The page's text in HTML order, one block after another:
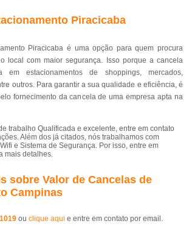
Piracicaba
Piracicaba é uma opção para quem procura
local com maior segurança. Isso porque a cancela
em estacionamentos de shoppings, mercados,
outros. Para garantir a sua qualidade e eficiência, é
fornecimento da cancela de uma empresa apta na
trabalho Qualificada e excelente, entre em contato
Além dos já citados, nós trabalhamos com
e Sistema de Segurança. Por isso, entre em
mais detalhes.
sobre Valor de Cancelas de
Campinas
ou clique aqui e entre em contato por email.